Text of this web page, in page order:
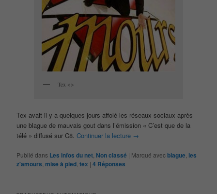
Tex <>
Tex avait il y a quelques jours affolé les réseaux sociaux après
une blague de mauvais gout dans l’émission « C’est que de la
télé » diffusé sur C8.Continuer la lecture →
Publié dans Les infos du net Non classé | Marqué avecblague les
z'amours ,mise à pied ,tex |4 Réponses